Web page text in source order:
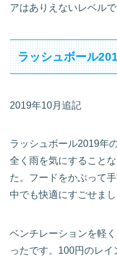
アはありえないレベルで
ラッシュボール
2019年10月追記
ラッシュボール2019年
全く雨を気にすること
た。フードをかぶって
中でも快適にすごせまし
ベンチレーションを軽
ったです。100円のレ